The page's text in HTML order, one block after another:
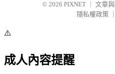
© 2026 PIXNET
文章
隱私權政策
⚠️
成人內容提醒